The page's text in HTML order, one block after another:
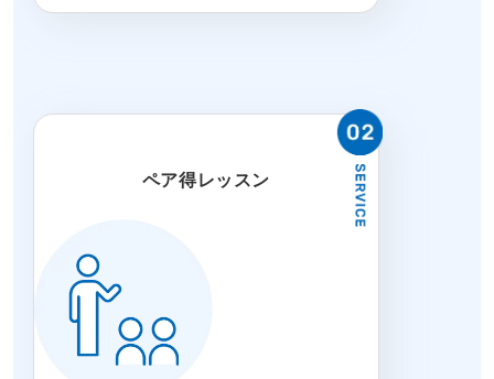
ペア得レッスン